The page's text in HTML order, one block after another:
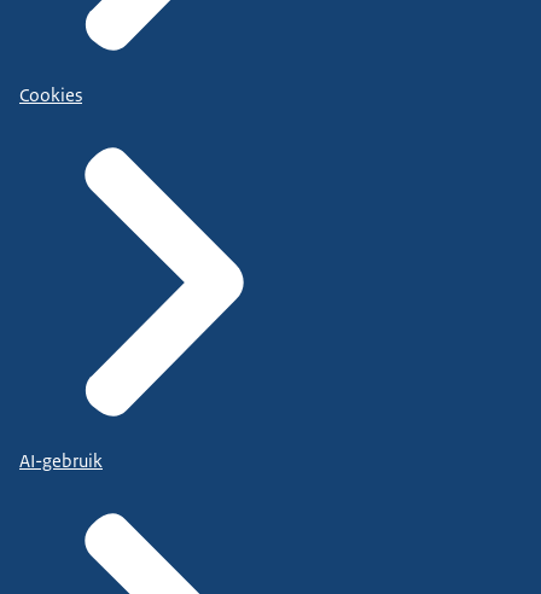
Cookies
AI-gebruik